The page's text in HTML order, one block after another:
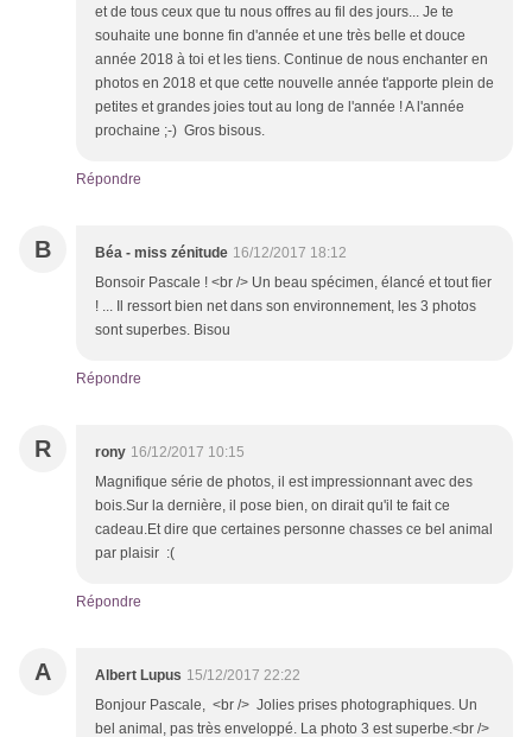
et de tous ceux que tu nous offres au fil des jours... Je te
souhaite une bonne fin d'année et une très belle et douce
année 2018 à toi et les tiens. Continue de nous enchanter en
photos en 2018 et que cette nouvelle année t'apporte plein de
petites et grandes joies tout au long de l'année ! A l'année
prochaine ;-) Gros bisous.
Répondre
B Béa - miss zénitude 16/12/2017 18:12
Bonsoir Pascale ! <br /> Un beau spécimen, élancé et tout fier
! ... Il ressort bien net dans son environnement, les 3 photos
sont superbes. Bisou
Répondre
R rony 16/12/2017 10:15
Magnifique série de photos, il est impressionnant avec des
bois.Sur la dernière, il pose bien, on dirait qu'il te fait ce
cadeau.Et dire que certaines personne chasses ce bel animal
par plaisir :(
Répondre
A Albert Lupus 15/12/2017 22:22
Bonjour Pascale, <br /> Jolies prises photographiques. Un
bel animal, pas très enveloppé. La photo 3 est superbe.<br />